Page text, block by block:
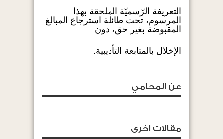
التعريفة الرّسميّة الملحقة بهذا
المرسوم، تحت طائلة استرجاع المبالغ
المقبوضة بغير حق، دون
الإخلال بالمتابعة التأديبية.
عن المحامي
مقالات اخرى